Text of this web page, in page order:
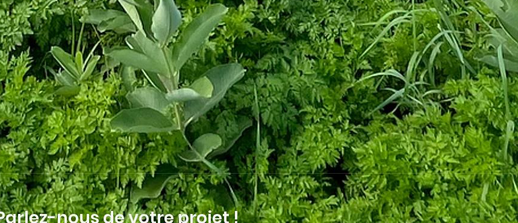
nous de votre projet !